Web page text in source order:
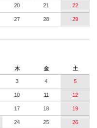
20 21 22
27 28 29
木 金 土
3 4 5
10 11 12
17 18 19
24 25 26